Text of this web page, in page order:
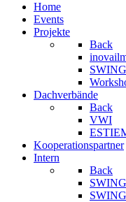
Home
Events
Projekte
Back
Dachverbände
Back
VWI
Kooperationspartner
Intern
Back